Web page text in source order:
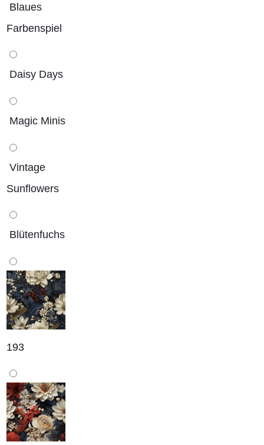
Blaues
Farbenspiel
Daisy Days
Magic Minis
Vintage
Sunflowers
Blütenfuchs
193